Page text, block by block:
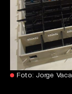
Foto: Jorge Vaca